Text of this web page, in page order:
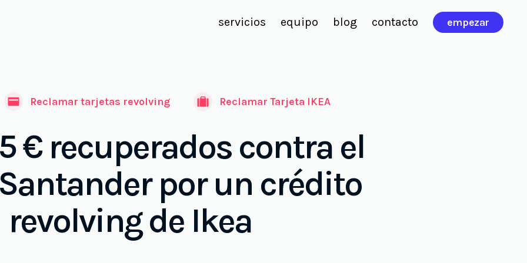
servicios equipo blog contacto empezar
Reclamar tarjetas revolving Reclamar Tarjeta IKEA
€ recuperados contra el
por un crédito
revolving de Ikea